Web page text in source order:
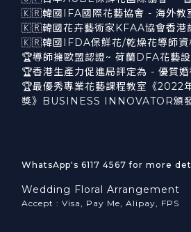
🇰🇷韓國IFA國際花藝協會 - 海外教
🇰🇷韓國花卉藝術家KFAA協會香港
🇰🇷韓國IFDA保鮮花/乾燥花導師資
🏆導師擁歐盟認證~ 荷蘭DFA花藝
🏆香港生產力促進局評定為 - 優質婚
🏆最優秀專業花藝課程教室《2022
獎》BUSINESS INNOVATOR頒
WhatsApp's 6117 4567 for more
Wedding Floral Arrangement
Accept : Visa, Pay Me, Alipay, FPS